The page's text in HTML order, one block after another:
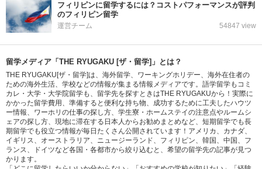
フィリピンに留学するには？コストパフォーマンスが評判
のフィリピン留学
運営チーム 54847 view
留学メディア「THE RYUGAKU [ザ・留学]」とは？
THE RYUGAKU[ザ・留学]は、海外留学、ワーキングホリデー、海外在住者の
ための海外生活、学校などの情報が集まる情報メディアです。語学留学もコミ
カレ・大学・大学院留学も、留学先を探すときはTHE RYUGAKUから！実際に
かかった留学費用、準備すると便利な持ち物、成功するために工夫したハウツ
ー情報、ワーホリの仕事の探し方、学生寮・ホームステイの注意点やルームシ
ェアの探し方、現地に滞在する日本人からお勧めまとめなど、短期留学でも長
期留学でも役立つ情報が毎日たくさん公開されています！アメリカ、カナダ、
イギリス、オーストラリア、ニュージーランド、フィリピン、韓国、中国、フ
ランス、ドイツなど各国・各都市から絞り込むと、希望の留学先の記事が見つ
かります。